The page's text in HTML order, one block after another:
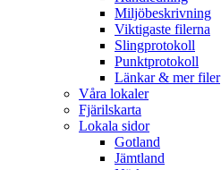
Miljöbeskrivning
Viktigaste filerna
Slingprotokoll
Punktprotokoll
Länkar & mer filer
Våra lokaler
Fjärilskarta
Lokala sidor
Gotland
Jämtland